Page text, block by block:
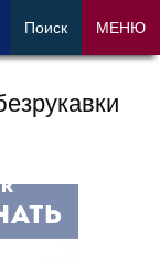
Поиск МЕНЮ